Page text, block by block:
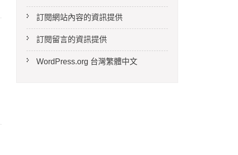
訂閱網站內容的資訊提供
訂閱留言的資訊提供
WordPress.org 台灣繁體中文